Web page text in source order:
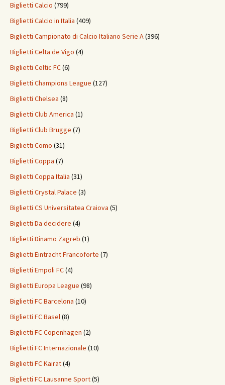
Biglietti Calcio (799)
Biglietti Calcio in Italia (409)
Biglietti Campionato di Calcio Italiano Serie A(396)
Biglietti Celta de Vigo (4)
Biglietti Celtic FC(6)
Biglietti Champions League (127)
Biglietti Chelsea (8)
Biglietti Club America (1)
Biglietti Club Brugge (7)
Biglietti Como (31)
Biglietti Coppa (7)
Biglietti Coppa Italia (31)
Biglietti Crystal Palace (3)
Biglietti CS Universitatea Craiova (5)
Biglietti Da decidere (4)
Biglietti Dinamo Zagreb (1)
Biglietti Eintracht Francoforte (7)
Biglietti Empoli FC(4)
Biglietti Europa League (98)
Biglietti FC Barcelona (10)
Biglietti FC Basel(8)
Biglietti FC Copenhagen (2)
Biglietti FC Internazionale (10)
Biglietti FC Kairat(4)
Biglietti FC Lausanne Sport(5)